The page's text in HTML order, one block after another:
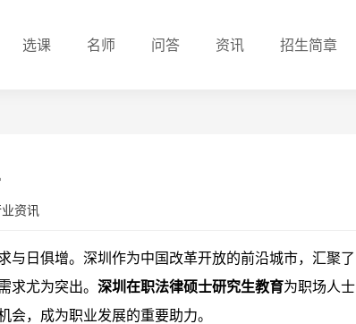
选课 名师 问答 资讯 招生简章
资讯
与日俱增。深圳作为中国改革开放的前沿城市，汇聚了
求尤为突出。 深圳在职法律硕士研究生教育为职场人士
会，成为职业发展的重要助力。